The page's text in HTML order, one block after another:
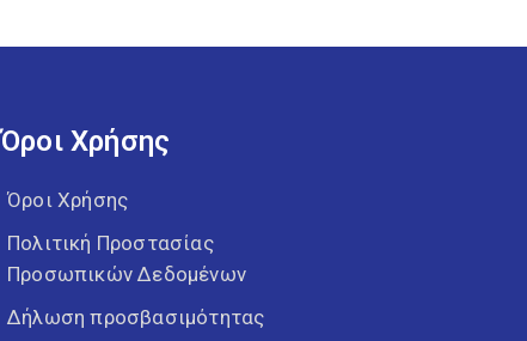
Όροι Χρήσης
Όροι Χρήσης
Πολιτική Προστασίας
Προσωπικών Δεδομένων
Δήλωση προσβασιμότητας